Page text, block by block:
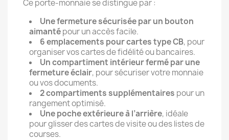
Ce porte-monnaie se distingue par :
Une fermeture sécurisée par un bouton
aimantépour un accès facile.
6 emplacements pour cartes type CB, pour
organiser vos cartes de fidélité ou bancaires.
Un compartiment intérieur fermé par une
fermeture éclair, pour sécuriser votre monnaie
ou vos documents.
2 compartiments supplémentaires pour un
rangement optimisé.
Une poche extérieure à l’arrière, idéale
pour glisser des cartes de visite ou des listes de
courses.